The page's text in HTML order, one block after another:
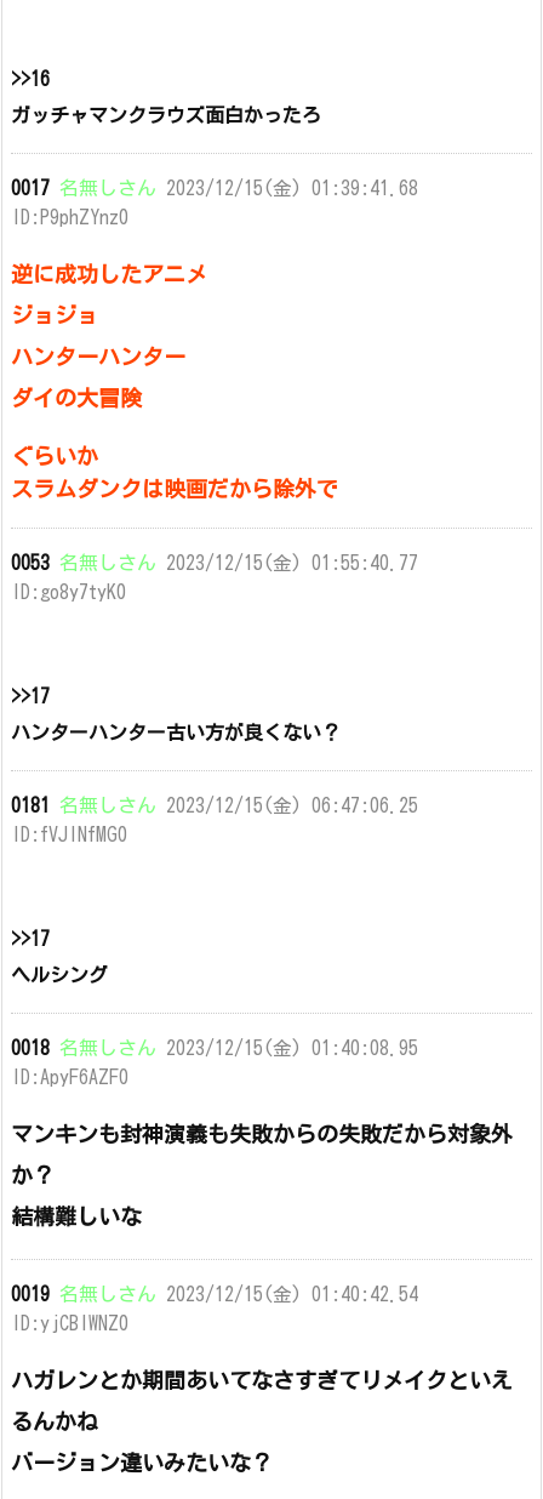
>>16
ガッチャマンクラウズ面白かったろ
0017 名無しさん 2023/12/15(金) 01:39:41.68
ID:P9phZYnz0
逆に成功したアニメ
ジョジョ
ハンターハンター
ダイの大冒険
ぐらいか
スラムダンクは映画だから除外で
0053 名無しさん 2023/12/15(金) 01:55:40.77
ID:go8y7tyK0
>>17
ハンターハンター古い方が良くない？
0181 名無しさん 2023/12/15(金) 06:47:06.25
ID:fVJINfMG0
>>17
ヘルシング
0018 名無しさん 2023/12/15(金) 01:40:08.95
ID:ApyF6AZF0
マンキンも封神演義も失敗からの失敗だから対象外
か？
結構難しいな
0019 名無しさん 2023/12/15(金) 01:40:42.54
ID:yjCBlWNZ0
ハガレンとか期間あいてなさすぎてリメイクといえ
るんかね
バージョン違いみたいな？